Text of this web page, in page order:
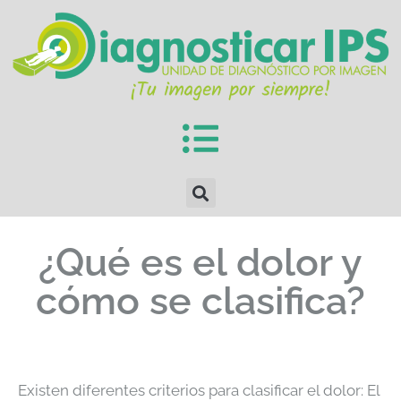
¿Qué es el dolor y
cómo se clasifica?
Existen diferentes criterios para clasificar el dolor: El